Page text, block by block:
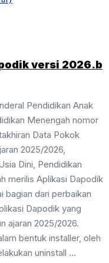
versi 2026.b
Pendidikan Anak
Menengah nomor
Data Pokok
2025/2026,
Dini, Pendidikan
merilis Aplikasi Dapodik
bagian dari perbaikan
Dapodik yang
ajaran 2025/2026.
bentuk installer, oleh
uninstall ...